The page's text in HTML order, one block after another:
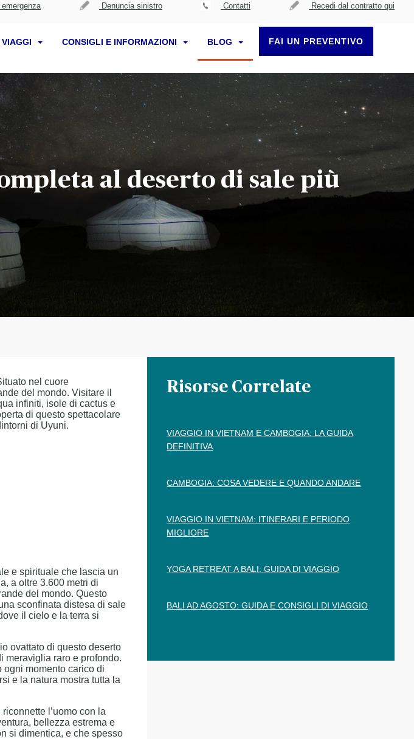
Denuncia sinistro Contatti Recedi dal contratto qui
CONSIGLI E INFORMAZIONI BLOG FAI UN PREVENTIVO
al deserto di sale più
nel cuore
del mondo. Visitare il
infiniti, isole di cactus e
di questo spettacolare
di Uyuni.
e spirituale che lascia un
a oltre 3.600 metri di
del mondo. Questo
sconfinata distesa di sale
il cielo e la terra si
ovattato di questo deserto
meraviglia raro e profondo.
ogni momento carico di
e la natura mostra tutta la
l’uomo con la
bellezza estrema e
si dimentica, e che spesso
Risorse Correlate
VIAGGIO IN VIETNAM E CAMBOGIA: LA GUIDA
DEFINITIVA
CAMBOGIA: COSA VEDERE E QUANDO ANDARE
VIAGGIO IN VIETNAM: ITINERARI E PERIODO
MIGLIORE
YOGA RETREAT A BALI: GUIDA DI VIAGGIO
BALI AD AGOSTO: GUIDA E CONSIGLI DI VIAGGIO